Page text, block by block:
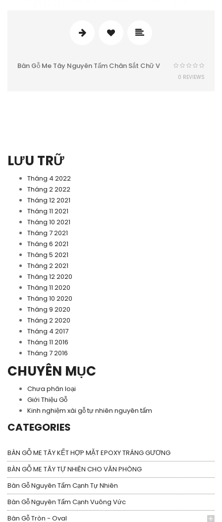
LƯU TRỮ
Tháng 4 2022
Tháng 2 2022
Tháng 12 2021
Tháng 11 2021
Tháng 10 2021
Tháng 7 2021
Tháng 6 2021
Tháng 5 2021
Tháng 2 2021
Tháng 12 2020
Tháng 11 2020
Tháng 10 2020
Tháng 9 2020
Tháng 2 2020
Tháng 4 2017
Tháng 11 2016
Tháng 7 2016
CHUYÊN MỤC
Chưa phân loại
Giới Thiệu Gỗ
Kinh nghiệm xài gỗ tự nhiên nguyên tấm
CATEGORIES
BÀN GỖ ME TÂY KẾT HỢP MẶT EPOXY TRÁNG GƯƠNG
BÀN GỖ ME TÂY TỰ NHIÊN CHO VĂN PHÒNG
Bàn Gỗ Nguyên Tấm Cạnh Tự Nhiên
Bàn Gỗ Nguyên Tấm Cạnh Vuông Vức
Bàn Gỗ Tròn - Oval
Bàn Gỗ Me Tây Nguyên Tấm Chân Sắt Chữ V
0 REVIEWS